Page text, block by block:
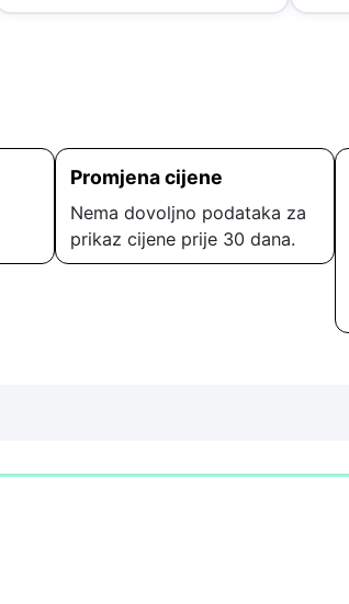
Promjena cijene
Nema dovoljno podataka za
prikaz cijene prije 30 dana.